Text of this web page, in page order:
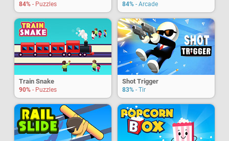
84% - Puzzles 84% - Arcade
Train Snake
90% - Puzzles
Shot Trigger
83% - Tir